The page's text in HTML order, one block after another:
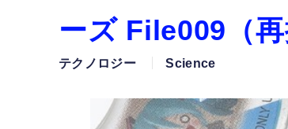
ーズ File009（
テクノロジー Science